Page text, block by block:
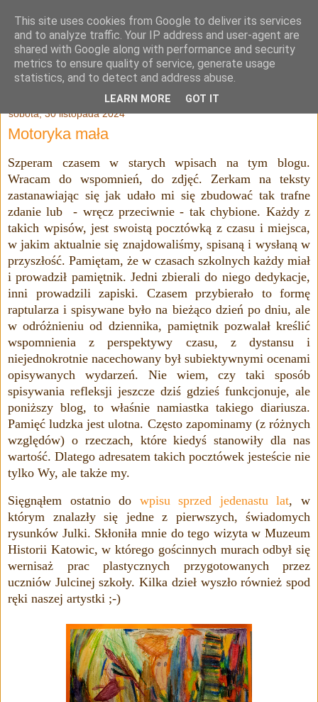
Julia Adamowska
sobota, 30 listopada 2024
Motoryka mała
Szperam czasem w starych wpisach na tym blogu.
Wracam do wspomnień, do zdjęć. Zerkam na teksty
zastanawiając się jak udało mi się zbudować tak trafne
zdanie lub - wręcz przeciwnie - tak chybione. Każdy z
takich wpisów, jest swoistą pocztówką z czasu i miejsca,
w jakim aktualnie się znajdowaliśmy, spisaną i wysłaną w
przyszłość. Pamiętam, że w czasach szkolnych każdy miał
i prowadził pamiętnik. Jedni zbierali do niego dedykacje,
inni prowadzili zapiski. Czasem przybierało to formę
raptularza i spisywane było na bieżąco dzień po dniu, ale
w odróżnieniu od dziennika, pamiętnik pozwalał kreślić
wspomnienia z perspektywy czasu, z dystansu i
niejednokrotnie nacechowany był subiektywnymi ocenami
opisywanych wydarzeń. Nie wiem, czy taki sposób
spisywania refleksji jeszcze dziś gdzieś funkcjonuje, ale
poniższy blog, to właśnie namiastka takiego diariusza.
Pamięć ludzka jest ulotna. Często zapominamy (z różnych
względów) o rzeczach, które kiedyś stanowiły dla nas
wartość. Dlatego adresatem takich pocztówek jesteście nie
tylko Wy, ale także my.
Sięgnąłem ostatnio do wpisu sprzed jedenastu lat, w
którym znalazły się jedne z pierwszych, świadomych
rysunków Julki. Skłoniła mnie do tego wizyta w Muzeum
Historii Katowic, w którego gościnnych murach odbył się
wernisaż prac plastycznych przygotowanych przez
uczniów Julcinej szkoły. Kilka dzieł wyszło również spod
ręki naszej artystki ;-)
This site uses cookies from Google to deliver its services
and to analyze traffic. Your IP address and user-agent are
shared with Google along with performance and security
metrics to ensure quality of service, generate usage
statistics, and to detect and address abuse.
LEARN MORE GOT IT